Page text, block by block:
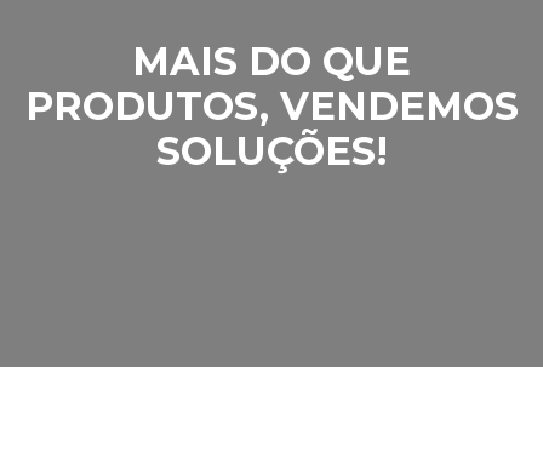
MAIS DO QUE
PRODUTOS, VENDEMOS
SOLUÇÕES!